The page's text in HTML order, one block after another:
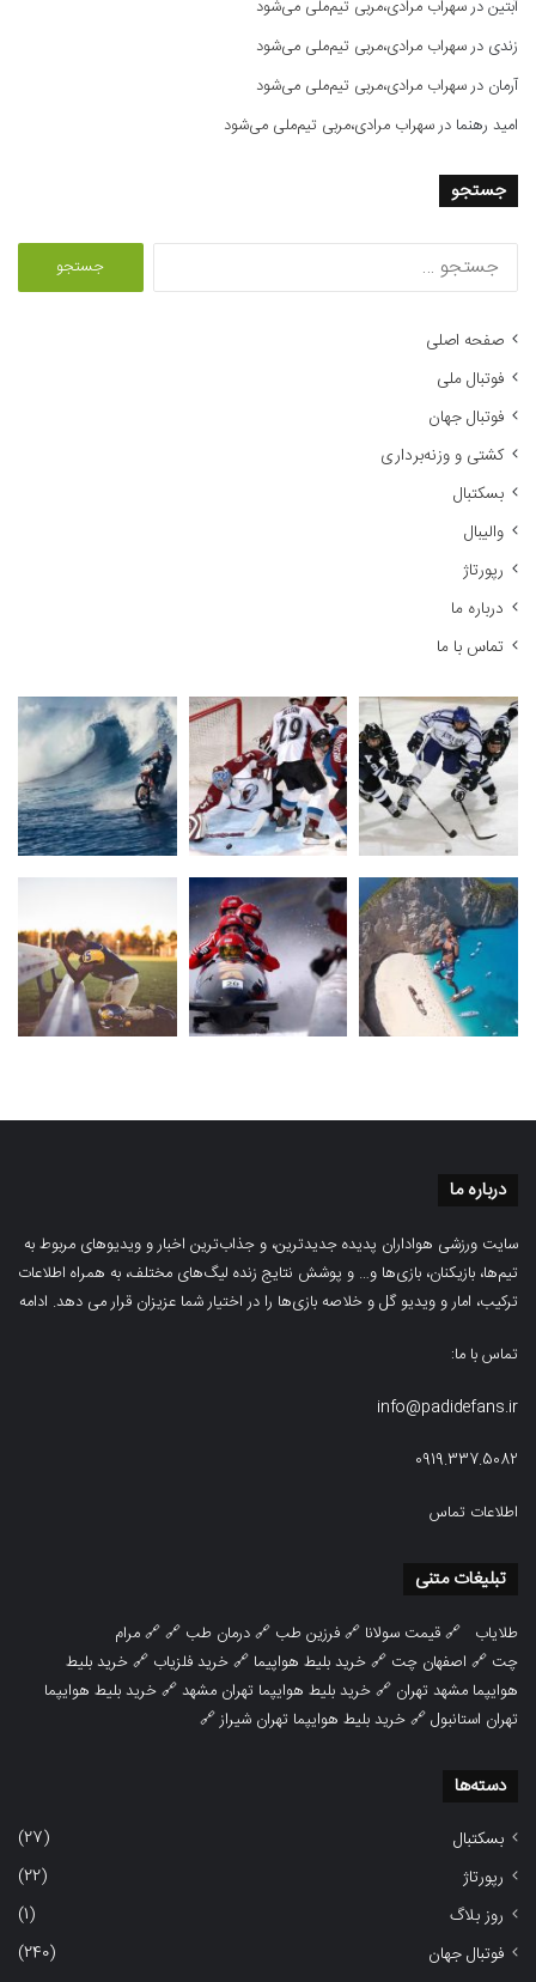
آبتیندرسهراب مرادی،مربی تیم‌ملی می‌شود
زندی درسهراب مرادی،مربی تیم‌ملی می‌شود
آرمان درسهراب مرادی،مربی تیم‌ملی می‌شود
امید رهنما درسهراب مرادی،مربی تیم‌ملی می‌شود
جستجو
صفحه اصلی
فوتبال ملی
فوتبال جهان
کشتی و وزنه‌برداری
بسکتبال
والیبال
رپورتاژ
درباره ما
تماس با ما
درباره ما
سایت ورزشی هواداران پدیده جدیدترین، و جذاب‌ترین اخبار و ویدیوهای مربوط به
تیم‌ها، بازیکنان، بازی‌ها و… و پوشش نتایج زنده لیگ‌های مختلف، به همراه اطلاعات
ترکیب، امار و ویدیو‌‌ گل‌ و خلاصه بازی‌ها را در اختیار شما عزیزان قرار می دهد. ادامه
تماس با ما:
info@padidefans.ir
0919.337.5082
اطلاعات تماس
تبلیغات متنی
طلایاب 🔗قیمت سولانا 🔗فرزین طب 🔗درمان طب 🔗 🔗مرام
چت 🔗 اصفهان چت 🔗خرید بلیط هواپیما 🔗خرید فلزیاب 🔗خرید بلیط
هوایپما مشهد تهران 🔗خرید بلیط هوایپما تهران مشهد🔗خرید بلیط هوایپما
تهران استانبول🔗خرید بلیط هوایپما تهران شیراز🔗
دسته‌ها
بسکتبال
(27)
رپورتاژ
(22)
روز بلاگ
(1)
فوتبال جهان
(240)